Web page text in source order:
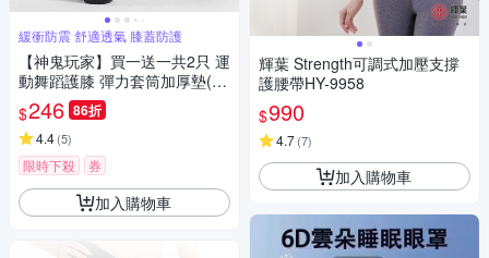
緩衝防震 舒適透氣 膝蓋防護
【神鬼玩家】買一送一共2只 運
動舞蹈護膝 彈力套筒加厚墊(運
動護膝 護具 膝關節防撞 跪地防
護墊)
$246 86折
4.4(5)
限時下殺 券
加入購物車
輝葉 Strength可調式加壓支撐
護腰帶HY-9958
$990
4.7(7)
加入購物車